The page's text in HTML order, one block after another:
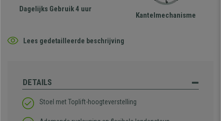
Dagelijks Gebruik 4 uur
Kantelmechanisme
Lees gedetailleerde beschrijving
DETAILS
Stoel met Toplift-hoogteverstelling